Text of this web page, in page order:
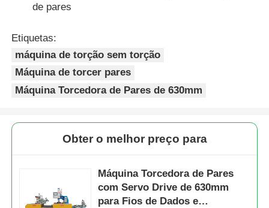
de pares
Etiquetas:
máquina de torção sem torção
Máquina de torcer pares
Máquina Torcedora de Pares de 630mm
Obter o melhor preço para
Máquina Torcedora de Pares
com Servo Drive de 630mm
para Fios de Dados e